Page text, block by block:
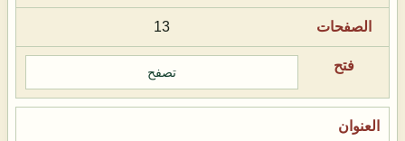
13
تصفح